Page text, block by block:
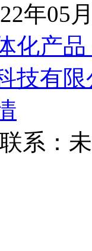
年05
化产
技有限
联系：